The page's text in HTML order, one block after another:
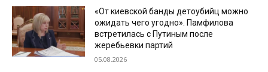
«От киевской банды детоубийц можно
ожидать чего угодно». Памфилова
встретилась с Путиным после
жеребьевки партий
05.08.2026